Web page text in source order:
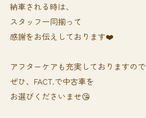
納車される時は、
スタッフ一同揃って
感謝をお伝えしております❤️
アフターケアも充実しておりますので
ぜひ、FACT.で中古車を
お選びくださいませ😘